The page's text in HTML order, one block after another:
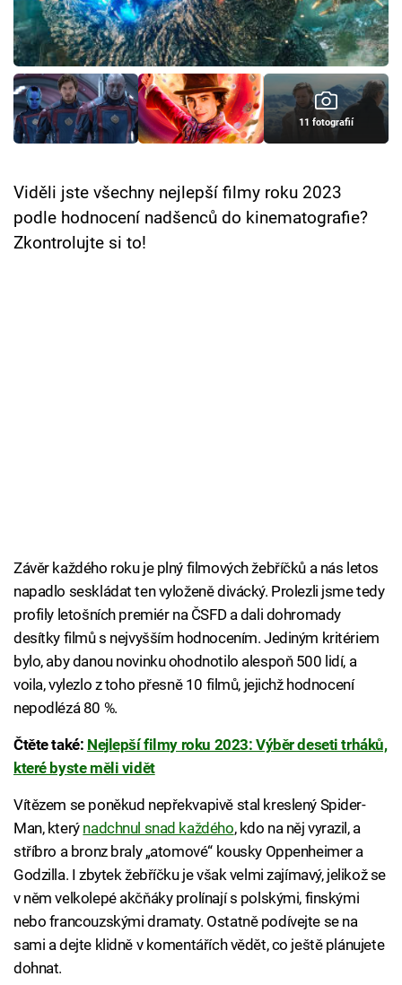
Cool Esport
Pořady
TV Program
Přihlášení
11 fotografií
Viděli jste všechny nejlepší filmy roku 2023
podle hodnocení nadšenců do kinematografie?
Zkontrolujte si to!
Závěr každého roku je plný filmových žebříčků a nás letos
napadlo seskládat ten vyloženě divácký. Prolezli jsme tedy
profily letošních premiér na ČSFD a dali dohromady
desítky filmů s nejvyšším hodnocením. Jediným kritériem
bylo, aby danou novinku ohodnotilo alespoň 500 lidí, a
voila, vylezlo z toho přesně 10 filmů, jejichž hodnocení
nepodlézá 80 %.
Čtěte také: Nejlepší filmy roku 2023: Výběr deseti trháků,
které byste měli vidět
Vítězem se poněkud nepřekvapivě stal kreslený Spider-
Man, který nadchnul snad každého, kdo na něj vyrazil, a
stříbro a bronz braly „atomové“ kousky Oppenheimer a
Godzilla. I zbytek žebříčku je však velmi zajímavý, jelikož se
v něm velkolepé akčňáky prolínají s polskými, finskými
nebo francouzskými dramaty. Ostatně podívejte se na
sami a dejte klidně v komentářích vědět, co ještě plánujete
dohnat.